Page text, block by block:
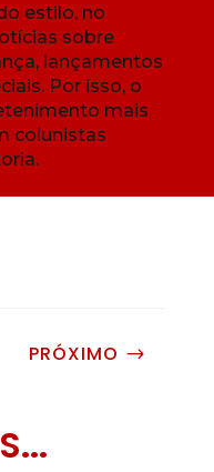
estilo, no
sobre
lançamentos
Por isso, o
mais
colunistas
PRÓXIMO $